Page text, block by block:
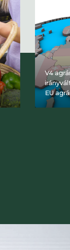
V4
EU